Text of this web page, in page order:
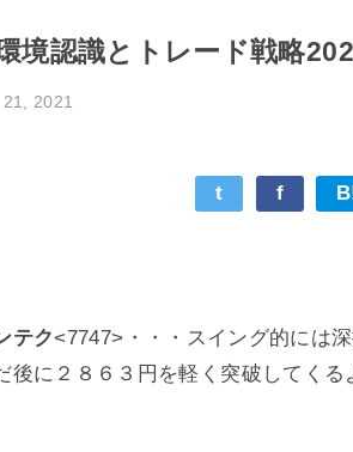
境認識とトレード戦略
2021
t f
テク<7747>・・・スイング的には
後に２８６３円を軽く突破してく